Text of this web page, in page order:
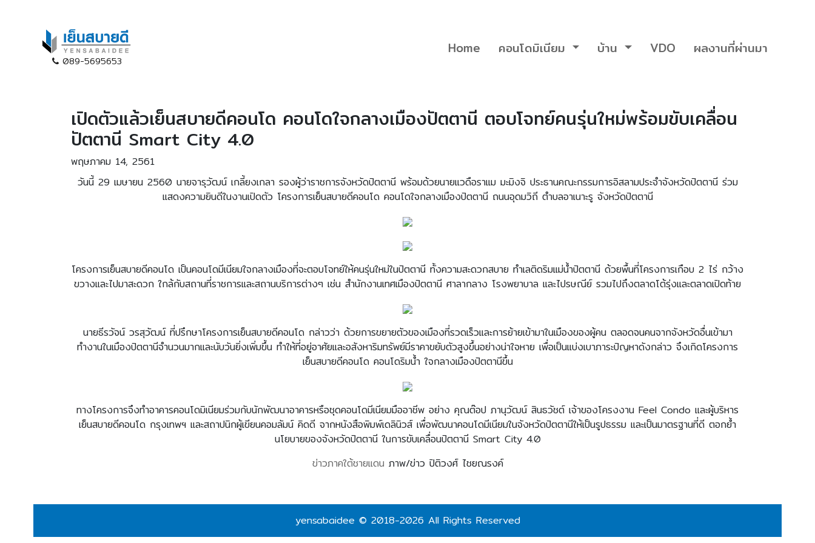
089-5695653
Home คอนโดมิเนียม บ้าน VDO ผลงานที่ผ่านมา
เปิดตัวแล้วเย็นสบายดีคอนโด คอนโดใจกลางเมืองปัตตานี ตอบโจทย์คนรุ่นใหม่พร้อมขับเคลื่อน
ปัตตานี Smart City 4.0
พฤษภาคม 14, 2561
วันนี้ 29 เมษายน 2560 นายจารุวัฒน์ เกลี้ยงเกลา รองผู้ว่าราชการจังหวัดปัตตานี พร้อมด้วยนายแวดือราแม มะมิงจิ ประธานคณะกรรมการอิสลามประจำจังหวัดปัตตานี ร่วม
แสดงความยินดีในงานเปิดตัว โครงการเย็นสบายดีคอนโด คอนโดใจกลางเมืองปัตตานี ถนนอุดมวิถี ตำบลอาเนาะรู จังหวัดปัตตานี
โครงการเย็นสบายดีคอนโด เป็นคอนโดมีเนียมใจกลางเมืองที่จะตอบโจทย์ให้คนรุ่นใหม่ในปัตตานี ทั้งความสะดวกสบาย ทำเลติดริมแม่น้ำปัตตานี ด้วยพื้นที่โครงการเกือบ 2 ไร่ กว้าง
ขวางและไปมาสะดวก ใกล้กับสถานที่ราชการและสถานบริการต่างๆ เช่น สำนักงานเทศเมืองปัตตานี ศาลากลาง โรงพยาบาล และไปรษณีย์ รวมไปถึงตลาดโต้รุ่งและตลาดเปิดท้าย
นายธีรวัจน์ วรสุวัฒน์ ที่ปรึกษาโครงการเย็นสบายดีคอนโด กล่าวว่า ด้วยการขยายตัวของเมืองที่รวดเร็วและการย้ายเข้ามาในเมืองของผู้คน ตลอดจนคนจากจังหวัดอื่นเข้ามา
ทำงานในเมืองปัตตานีจำนวนมากและนับวันยิ่งเพิ่มขึ้น ทำให้ที่อยู่อาศัยและอสังหาริมทรัพย์มีราคาขยับตัวสูงขึ้นอย่างน่าใจหาย เพื่อเป็นแบ่งเบาภาระปัญหาดังกล่าว จึงเกิดโครงการ
เย็นสบายดีคอนโด คอนโดริมน้ำ ใจกลางเมืองปัตตานีขึ้น
ทางโครงการจึงทำอาคารคอนโดมิเนียมร่วมกับนักพัฒนาอาคารหรือชุดคอนโดมีเนียมมืออาชีพ อย่าง คุณต๊อป ภานุวัฒน์ สินธวัชต์ เจ้าของโครงงาน Feel Condo และผู้บริหาร
เย็นสบายดีคอนโด กรุงเทพฯ และสถาปนิกผู้เขียนคอมลัมน์ คิดดี จากหนังสือพิมพ์เดลินิวส์ เพื่อพัฒนาคอนโดมีเนียมในจังหวัดปัตตานีให้เป็นรูปธรรม และเป็นมาตรฐานที่ดี ตอกย้ำ
นโยบายของจังหวัดปัตตานี ในการขับเคลื่อนปัตตานี Smart City 4.0
ข่าวภาคใต้ชายแดน ภาพ/ข่าว ปิติวงศ์ ไชยณรงค์
yensabaidee © 2018-2026 All Rights Reserved